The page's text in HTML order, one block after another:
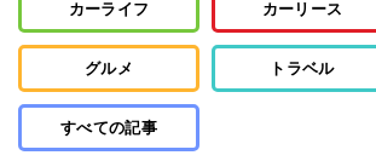
カーライフ カーリース
グルメ トラベル
すべての記事